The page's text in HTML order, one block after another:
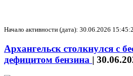
Начало активности (дата): 30.06.2026
Архангельск столкнулся с
дефицитом бензина |